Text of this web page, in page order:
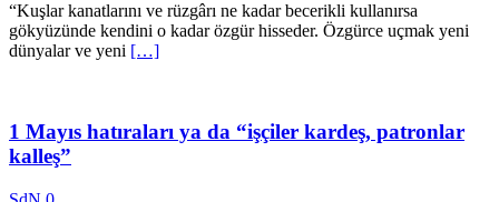
“Kuşlar kanatlarını ve rüzgârı ne kadar becerikli kullanırsa
gökyüzünde kendini o kadar özgür hisseder. Özgürce uçmak yeni
dünyalar ve yeni […]
1 Mayıs hatıraları ya da “işçiler kardeş, patronlar
kalleş”